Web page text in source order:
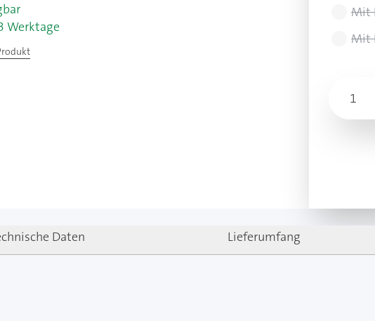
Werktage
Mit
Mit
Daten Lieferumfang